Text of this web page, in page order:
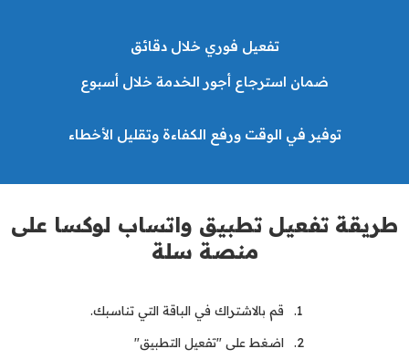
تفعيل فوري خلال دقائق
ضمان استرجاع أجور الخدمة خلال أسبوع
توفير في الوقت ورفع الكفاءة وتقليل الأخطاء
طريقة تفعيل تطبيق واتساب لوكسا على
منصة سلة
قم بالاشتراك في الباقة التي تناسبك.
اضغط على "تفعيل التطبيق"